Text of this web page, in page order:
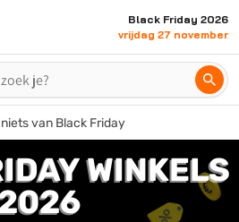
Black Friday 2026
vrijdag 27 november
acties in één overzicht
WINKELS